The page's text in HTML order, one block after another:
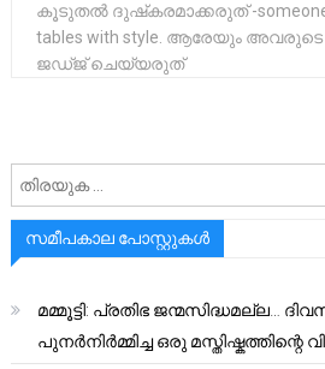
കൂടുതൽ ദുഷ്‌കരമാക്കരുത് -someone
tables with style. ആരേയും അവരുടെ
ജഡ്ജ് ചെയ്യരുത്
സമീപകാല പോസ്റ്റുകൾ
മമ്മൂട്ടി: പ്രതിഭ ജന്മസിദ്ധമല്ല…
പുനർനിർമ്മിച്ച ഒരു മസ്തിഷ്കത്തിന്റെ